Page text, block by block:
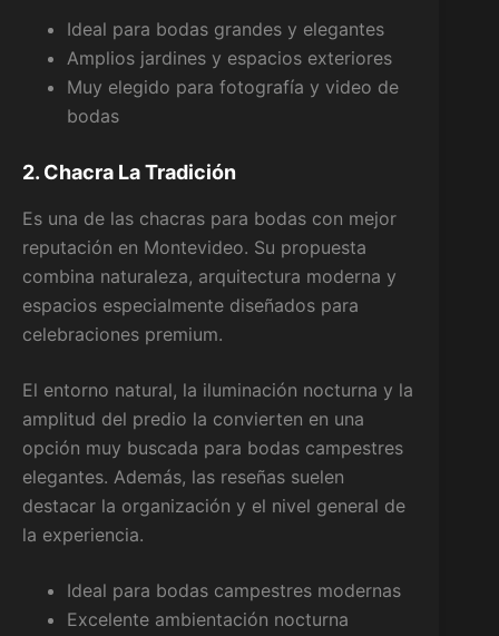
Ideal para bodas grandes y elegantes
Amplios jardines y espacios exteriores
Muy elegido para fotografía y video de
bodas
2. Chacra La Tradición
Es una de las chacras para bodas con mejor
reputación en Montevideo. Su propuesta
combina naturaleza, arquitectura moderna y
espacios especialmente diseñados para
celebraciones premium.
El entorno natural, la iluminación nocturna y la
amplitud del predio la convierten en una
opción muy buscada para bodas campestres
elegantes. Además, las reseñas suelen
destacar la organización y el nivel general de
la experiencia.
Ideal para bodas campestres modernas
Excelente ambientación nocturna